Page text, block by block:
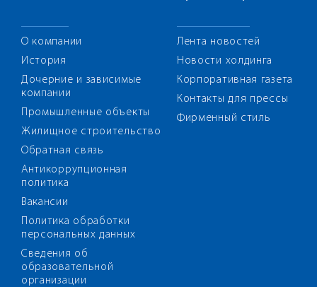
О компании
История
Дочерние и зависимые
компании
Промышленные объекты
Жилищное строительство
Обратная связь
Антикоррупционная
политика
Вакансии
Политика обработки
персональных данных
Сведения об
образовательной
организации
Лента новостей
Новости холдинга
Корпоративная газета
Контакты для прессы
Фирменный стиль